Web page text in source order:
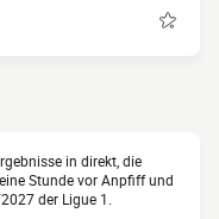
in direkt, die
Stunde vor Anpfiff und
der Ligue 1.